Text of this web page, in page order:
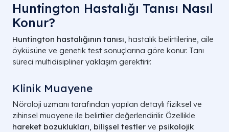
Huntington Hastalığı Tanısı Nasıl
Konur?
Huntington hastalığının tanısı, hastalık belirtilerine, aile
öyküsüne ve genetik test sonuçlarına göre konur. Tanı
süreci multidisipliner yaklaşım gerektirir.
Klinik Muayene
Nöroloji uzmanı tarafından yapılan detaylı fiziksel ve
zihinsel muayene ile belirtiler değerlendirilir. Özellikle
hareket bozuklukları, bilişsel testler ve psikolojik